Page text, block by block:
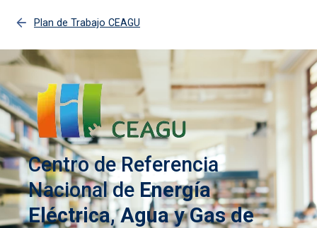
Plan de Trabajo CEAGU
Centro de Referencia
Nacional de Energía
Eléctrica, Agua y Gas de